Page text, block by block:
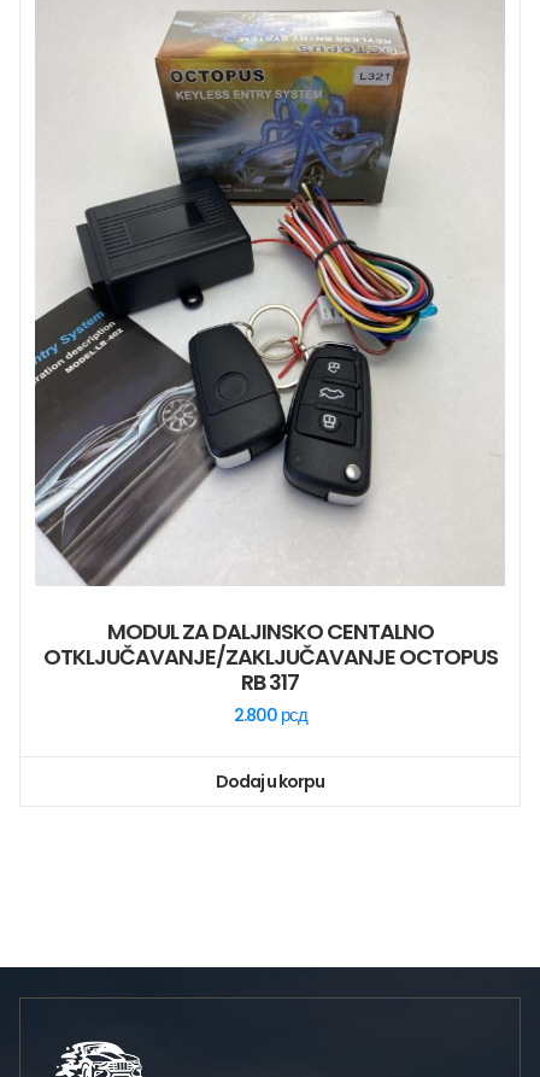
MODUL ZA DALJINSKO CENTALNO
OTKLJUČAVANJE/ZAKLJUČAVANJE OCTOPUS
RB 317
2.800 рсд
Dodaj u korpu